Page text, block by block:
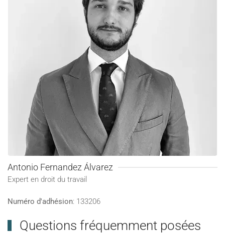
Antonio Fernandez Álvarez
Expert en droit du travail
Numéro d'adhésion: 133206
Questions fréquemment posées